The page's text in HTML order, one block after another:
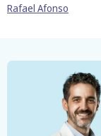
Rafael Afonso